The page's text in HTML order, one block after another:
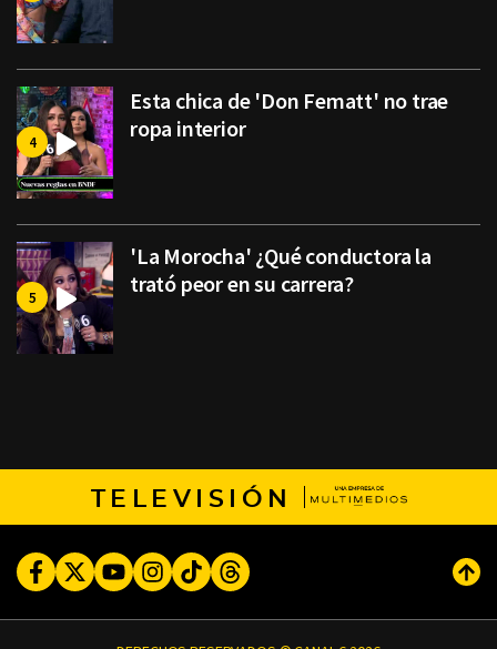
Esta chica de 'Don Fematt' no trae
ropa interior
'La Morocha' ¿Qué conductora la
trató peor en su carrera?
TELEVISIÓN
FacebookTwitterYoutubeInstagram
TikTokThreads